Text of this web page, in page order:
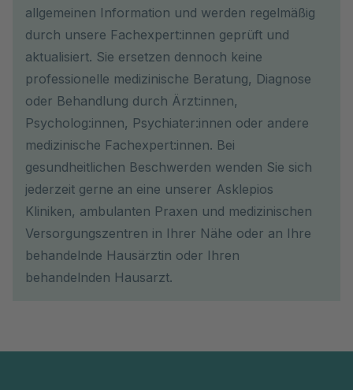
allgemeinen Information und werden regelmäßig
durch unsere Fachexpert:innen geprüft und
aktualisiert. Sie ersetzen dennoch keine
professionelle medizinische Beratung, Diagnose
oder Behandlung durch Ärzt:innen,
Psycholog:innen, Psychiater:innen oder andere
medizinische Fachexpert:innen. Bei
gesundheitlichen Beschwerden wenden Sie sich
jederzeit gerne an eine unserer Asklepios
Kliniken, ambulanten Praxen und medizinischen
Versorgungszentren in Ihrer Nähe oder an Ihre
behandelnde Hausärztin oder Ihren
behandelnden Hausarzt.